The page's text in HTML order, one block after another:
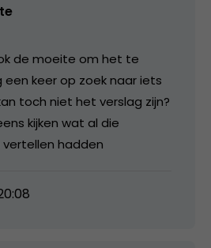
de moeite om het te
een keer op zoek naar iets
toch niet het verslag zijn?
kijken wat al die
hadden